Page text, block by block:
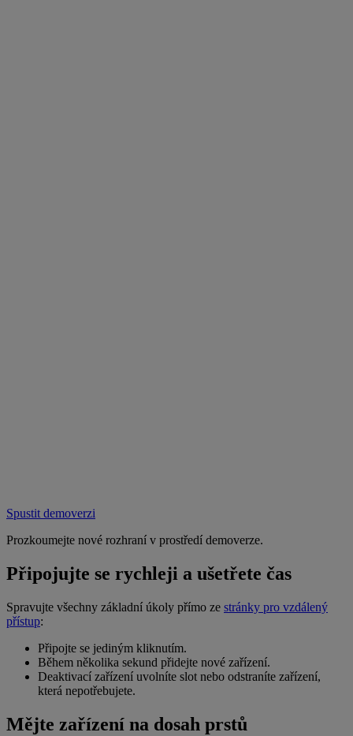
Spustit demoverzi
Prozkoumejte nové rozhraní v prostředí demoverze.
Připojujte se rychleji a ušetřete čas
Spravujte všechny základní úkoly přímo ze stránky pro vzdálený
přístup:
Připojte se jediným kliknutím.
Během několika sekund přidejte nové zařízení.
Deaktivací zařízení uvolníte slot nebo odstraníte zařízení,
která nepotřebujete.
Mějte zařízení na dosah prstů